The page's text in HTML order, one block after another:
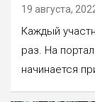
19 августа,
Каждый
раз. На
начинается